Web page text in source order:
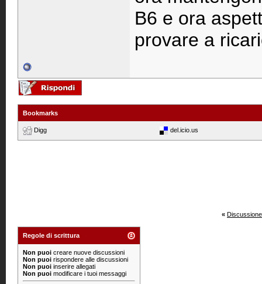
B6 e ora
provare a
Bookmarks
Digg del.icio.us
«
Regole di scrittura
Non puoi creare nuove discussioni
Non puoi rispondere alle discussioni
Non puoi inserire allegati
Non puoi modificare i tuoi messaggi